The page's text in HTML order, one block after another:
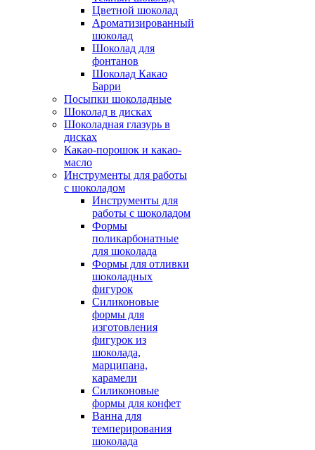
Цветной шоколад
Ароматизированный
шоколад
Шоколад для
фонтанов
Шоколад Какао
Барри
Посыпки шоколадные
Шоколад в дисках
Шоколадная глазурь в
дисках
Какао-порошок и какао-
масло
Инструменты для работы
с шоколадом
Инструменты для
работы с шоколадом
Формы
поликарбонатные
для шоколада
Формы для отливки
шоколадных
фигурок
Силиконовые
формы для
изготовления
фигурок из
шоколада,
марципана,
карамели
Силиконовые
формы для конфет
Ванна для
темперирования
шоколада